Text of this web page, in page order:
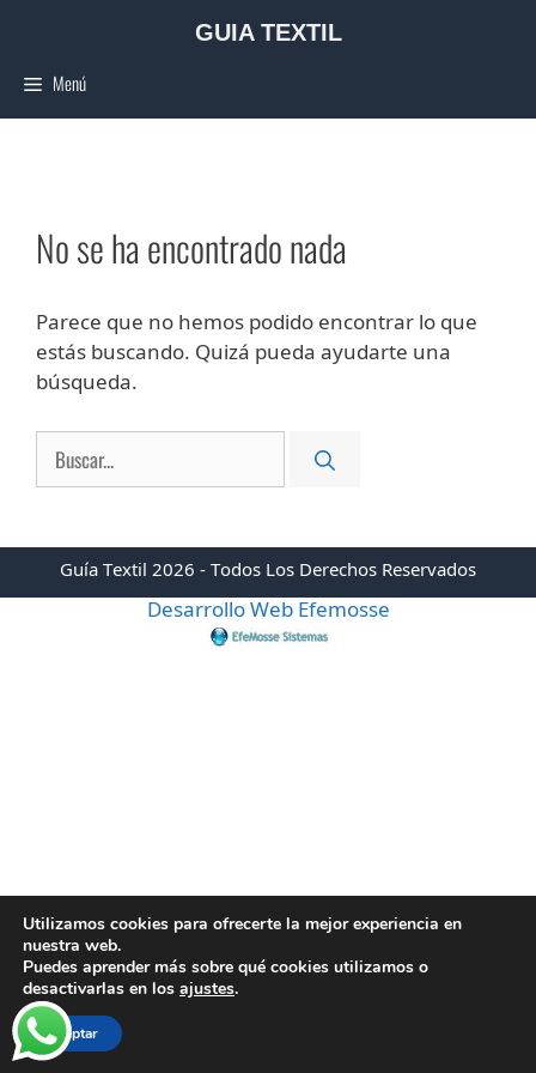
contenido
GUIA TEXTIL
Menú
No se ha encontrado nada
Parece que no hemos podido encontrar lo que
estás buscando. Quizá pueda ayudarte una
búsqueda.
Buscar:
Guía Textil 2026 - Todos Los Derechos Reservados
Desarrollo Web Efemosse
Utilizamos cookies para ofrecerte la mejor experiencia en
nuestra web.
Puedes aprender más sobre qué cookies utilizamos o
desactivarlas en los ajustes.
Aceptar